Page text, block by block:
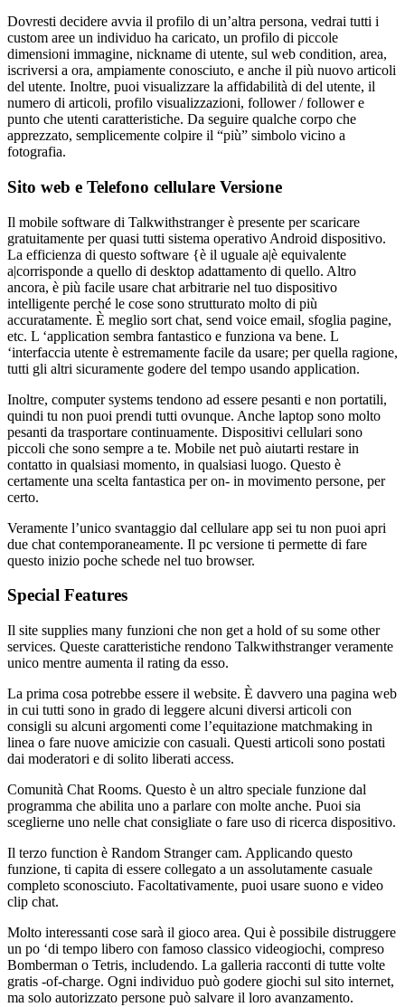
Dovresti decidere avvia il profilo di un’altra persona, vedrai tutti i
custom aree un individuo ha caricato, un profilo di piccole
dimensioni immagine, nickname di utente, sul web condition, area,
iscriversi a ora, ampiamente conosciuto, e anche il più nuovo articoli
del utente. Inoltre, puoi visualizzare la affidabilità di del utente, il
numero di articoli, profilo visualizzazioni, follower / follower e
punto che utenti caratteristiche. Da seguire qualche corpo che
apprezzato, semplicemente colpire il “più” simbolo vicino a
fotografia.
Sito web e Telefono cellulare Versione
Il mobile software di Talkwithstranger è presente per scaricare
gratuitamente per quasi tutti sistema operativo Android dispositivo.
La efficienza di questo software {è il uguale a|è equivalente
a|corrisponde a quello di desktop adattamento di quello. Altro
ancora, è più facile usare chat arbitrarie nel tuo dispositivo
intelligente perché le cose sono strutturato molto di più
accuratamente. È meglio sort chat, send voice email, sfoglia pagine,
etc. L ‘application sembra fantastico e funziona va bene. L
‘interfaccia utente è estremamente facile da usare; per quella ragione,
tutti gli altri sicuramente godere del tempo usando application.
Inoltre, computer systems tendono ad essere pesanti e non portatili,
quindi tu non puoi prendi tutti ovunque. Anche laptop sono molto
pesanti da trasportare continuamente. Dispositivi cellulari sono
piccoli che sono sempre a te. Mobile net può aiutarti restare in
contatto in qualsiasi momento, in qualsiasi luogo. Questo è
certamente una scelta fantastica per on- in movimento persone, per
certo.
Veramente l’unico svantaggio dal cellulare app sei tu non puoi apri
due chat contemporaneamente. Il pc versione ti permette di fare
questo inizio poche schede nel tuo browser.
Special Features
Il site supplies many funzioni che non get a hold of su some other
services. Queste caratteristiche rendono Talkwithstranger veramente
unico mentre aumenta il rating da esso.
La prima cosa potrebbe essere il website. È davvero una pagina web
in cui tutti sono in grado di leggere alcuni diversi articoli con
consigli su alcuni argomenti come l’equitazione matchmaking in
linea o fare nuove amicizie con casuali. Questi articoli sono postati
dai moderatori e di solito liberati access.
Comunità Chat Rooms. Questo è un altro speciale funzione dal
programma che abilita uno a parlare con molte anche. Puoi sia
sceglierne uno nelle chat consigliate o fare uso di ricerca dispositivo.
Il terzo function è Random Stranger cam. Applicando questo
funzione, ti capita di essere collegato a un assolutamente casuale
completo sconosciuto. Facoltativamente, puoi usare suono e video
clip chat.
Molto interessanti cose sarà il gioco area. Qui è possibile distruggere
un po ‘di tempo libero con famoso classico videogiochi, compreso
Bomberman o Tetris, includendo. La galleria racconti di tutte volte
gratis -of-charge. Ogni individuo può godere giochi sul sito internet,
ma solo autorizzato persone può salvare il loro avanzamento.